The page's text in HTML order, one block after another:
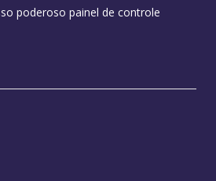
poderoso painel de controle